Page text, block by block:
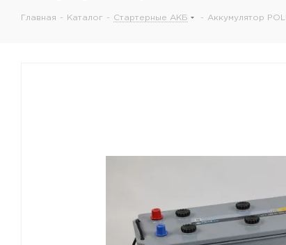
Главная - Каталог - Стартерные АКБ - Аккумулятор